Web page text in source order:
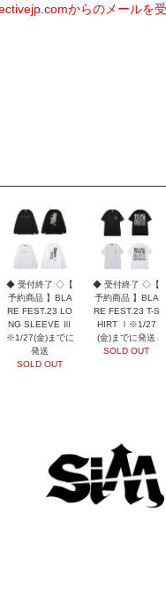
からのメールを
◆ 受付終了 ◇【
予約商品 】BLA
RE FEST.23 LO
NG SLEEVE Ⅲ
※1/27(金)までに
発送
SOLD OUT
◆ 受付終了 ◇【
予約商品 】BLA
RE FEST.23 T-S
HIRT Ⅰ※1/27
(金)までに発送
SOLD OUT